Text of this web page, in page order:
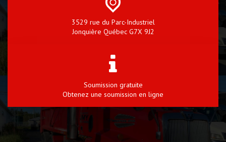
3529 rue du Parc-Industriel
Jonquière Québec G7X 9J2
Soumission gratuite
Obtenez une soumission en ligne